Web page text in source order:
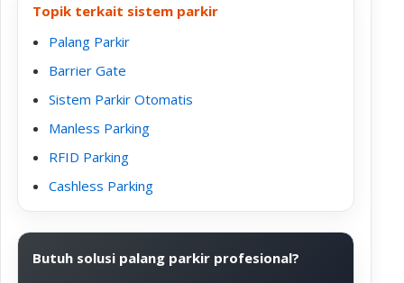
Topik terkait sistem parkir
Palang Parkir
Barrier Gate
Sistem Parkir Otomatis
Manless Parking
RFID Parking
Cashless Parking
Butuh solusi palang parkir profesional?